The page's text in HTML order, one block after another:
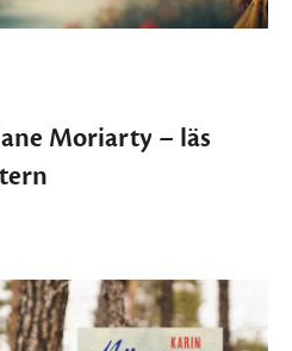
Moriarty – läs